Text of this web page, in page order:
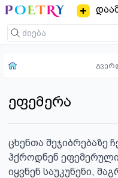
ეფემერა
ცხენთა შეჯიბრებაზე
ჰქროდნენ
იყვნენ საუკუნენი,